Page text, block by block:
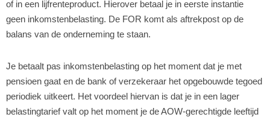
of in een lijfrenteproduct. Hierover betaal je in eerste instantie
geen inkomstenbelasting. De FOR komt als aftrekpost op de
balans van de onderneming te staan.
Je betaalt pas inkomstenbelasting op het moment dat je met
pensioen gaat en de bank of verzekeraar het opgebouwde tegoed
periodiek uitkeert. Het voordeel hiervan is dat je in een lager
belastingtarief valt op het moment je de AOW-gerechtigde leeftijd